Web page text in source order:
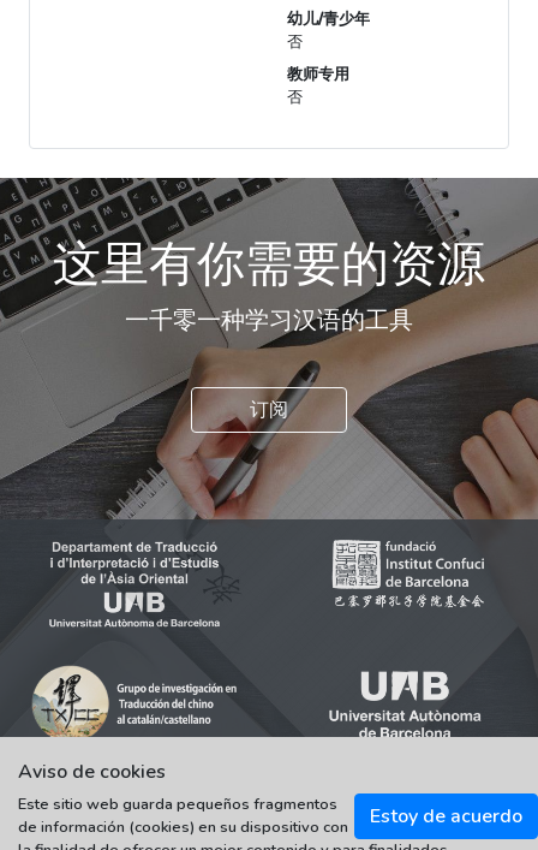
幼儿/青少年
否
教师专用
否
这里有你需要的资源
一千零一种学习汉语的工具
订阅
© 2021-2022 Universitat Autònoma de Barcelona
Aviso de cookies
Estoy de acuerdo
Este sitio web guarda pequeños fragmentos
de información (cookies) en su dispositivo con